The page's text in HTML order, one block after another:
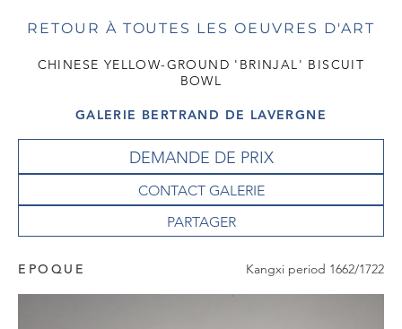
RETOUR À TOUTES LES OEUVRES D'ART
CHINESE YELLOW-GROUND 'BRINJAL' BISCUIT
BOWL
GALERIE BERTRAND DE LAVERGNE
DEMANDE DE PRIX
CONTACT GALERIE
EPOQUE Kangxi period 1662/1722